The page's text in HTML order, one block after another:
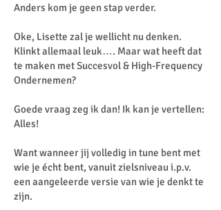
Anders kom je geen stap verder.
Oke, Lisette zal je wellicht nu denken.
Klinkt allemaal leuk…. Maar wat heeft dat
te maken met Succesvol & High-Frequency
Ondernemen?
Goede vraag zeg ik dan! Ik kan je vertellen:
Alles!
Want wanneer jij volledig in tune bent met
wie je écht bent, vanuit zielsniveau i.p.v.
een aangeleerde versie van wie je denkt te
zijn.